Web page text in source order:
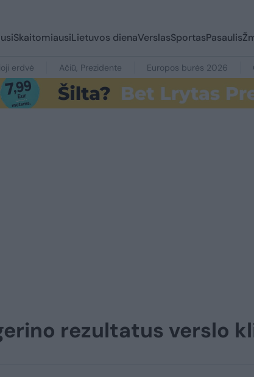
SkaitomiausiLietuvos dienaVerslasSportasPasaulis
erdvė Ačiū, Prezidente Europos burės 2026
rezultatus verslo